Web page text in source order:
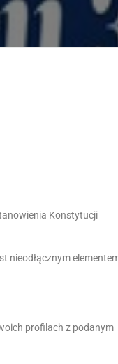
Konstytucji
nieodłącznym
profilach z podanym